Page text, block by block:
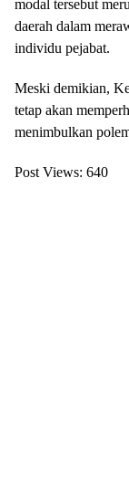
modal tersebut
daerah dalam
individu pejabat.
Meski demikian,
tetap akan
menimbulkan
Post Views: 640